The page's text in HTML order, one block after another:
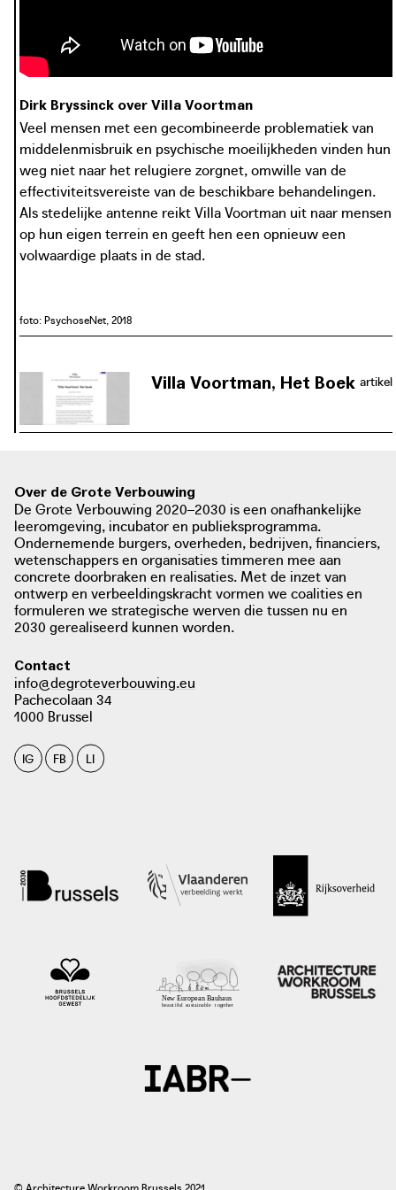
Dirk Bryssinck over Villa Voortman
Veel mensen met een gecombineerde problematiek van
middelenmisbruik en psychische moeilijkheden vinden hun
weg niet naar het relugiere zorgnet, omwille van de
effectiviteitsvereiste van de beschikbare behandelingen.
Als stedelijke antenne reikt Villa Voortman uit naar mensen
op hun eigen terrein en geeft hen een opnieuw een
volwaardige plaats in de stad.
foto: PsychoseNet, 2018
artikel
Villa Voortman, Het Boek
interactie tussen de bezoekers.
Over de Grote Verbouwing
De Grote Verbouwing 2020–2030 is een onafhankelijke
leeromgeving, incubator en publieksprogramma.
Ondernemende burgers, overheden, bedrijven, financiers,
wetenschappers en organisaties timmeren mee aan
concrete doorbraken en realisaties. Met de inzet van
ontwerp en verbeeldingskracht vormen we coalities en
formuleren we strategische werven die tussen nu en
2030 gerealiseerd kunnen worden.
Contact
info@degroteverbouwing.eu
Pachecolaan 34
1000 Brussel
IG FB LI
© Architecture Workroom Brussels 2021